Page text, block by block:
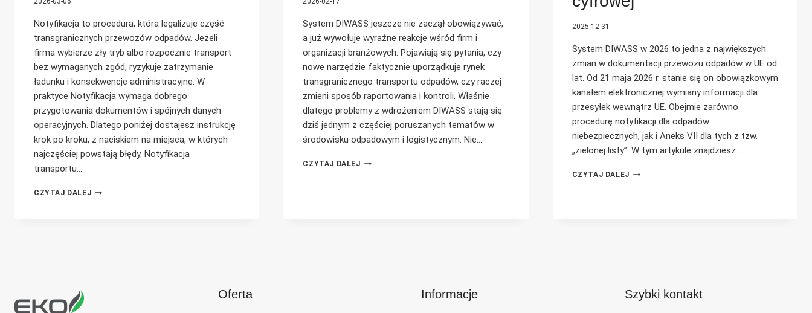
Notyfikacja to procedura, która legalizuje część
transgranicznych przewozów odpadów. Jeżeli
firma wybierze zły tryb albo rozpocznie transport
bez wymaganych zgód, ryzykuje zatrzymanie
ładunku i konsekwencje administracyjne. W
praktyce Notyfikacja wymaga dobrego
przygotowania dokumentów i spójnych danych
operacyjnych. Dlatego poniżej dostajesz instrukcję
krok po kroku, z naciskiem na miejsca, w których
najczęściej powstają błędy. Notyfikacja
transportu…
CZYTAJ DALEJNOTYFIKACJA
System DIWASS jeszcze nie zaczął obowiązywać,
a już wywołuje wyraźne reakcje wśród firm i
organizacji branżowych. Pojawiają się pytania, czy
nowe narzędzie faktycznie uporządkuje rynek
transgranicznego transportu odpadów, czy raczej
zmieni sposób raportowania i kontroli. Właśnie
dlatego problemy z wdrożeniem DIWASS stają się
dziś jednym z częściej poruszanych tematów w
środowisku odpadowym i logistycznym. Nie…
CZYTAJ DALEJPROBLEMY
2025-12-31
System DIWASS w 2026 to jedna z największych
zmian w dokumentacji przewozu odpadów w UE od
lat. Od 21 maja 2026 r. stanie się on obowiązkowym
kanałem elektronicznej wymiany informacji dla
przesyłek wewnątrz UE. Obejmie zarówno
procedurę notyfikacji dla odpadów
niebezpiecznych, jak i Aneks VII dla tych z tzw.
„zielonej listy”. W tym artykule znajdziesz…
CZYTAJ DALEJNOWE
NOTYFIKACJE
Oferta Informacje Szybki kontakt